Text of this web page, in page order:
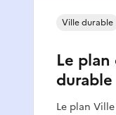
Le plan
durable
Le plan
Ville durable